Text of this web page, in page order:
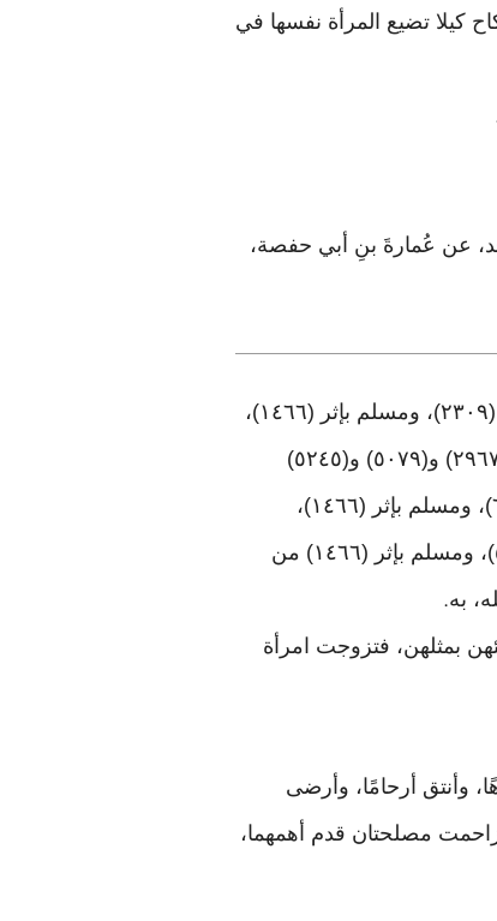
كيلا تضيع المرأة نفسها في
عن عُمارةَ بنِ أبي حفصة،
وأخرجه مختصرًا ومطولًا البخاري (٢٠٩٧)، ومسلم بإثر (١٤٦٦) من طريق وهب بن كيسان، والبخاري (٢٣٠٩)، ومسلم بإثر (١٤٦٦)،
وابن ماجه (١٨٦٠)، والنسائي في «الكبرى» (٥٣٠٩) و(٥٣١٧) من طريق عطاء بن أبي رباح، والبخاري (٢٩٦٧) و(٥٠٧٩) و(٥٢٤٥)
و(٥٢٤٧)، ومسلم بإثر (١٤٦٦) من طريق الشعبي عامر بن شراحيل، والبخاري (٤٠٥٢) و(٥٣٦٧) و(٦٣٨٧)، ومسلم بإثر (١٤٦٦)،
والترمذي (١١٢٥)، والنسائي في «الكبرى» (٥٣٠٨) و(٨٨٨٨) من طريق عمرو بن دينار، والبخاري (٥٠٨٠)، ومسلم بإثر (١٤٦٦) من
.
بمثلهن، فتزوجت امرأة
فإنهن أعذب أفواهًا، وأنتق أرحامًا، وأرضى
مصلحتان قدم أهمهما،